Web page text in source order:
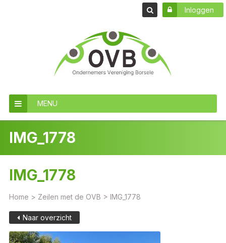
Inloggen
MENU
IMG_1778
IMG_1778
Home > Zeilen met de OVB > IMG_1778
Naar overzicht